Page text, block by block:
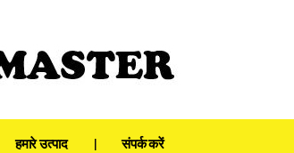
हमारे उत्पाद संपर्क करें